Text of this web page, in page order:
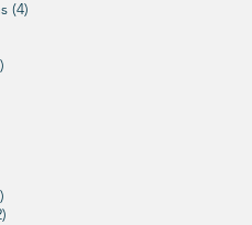
(4)